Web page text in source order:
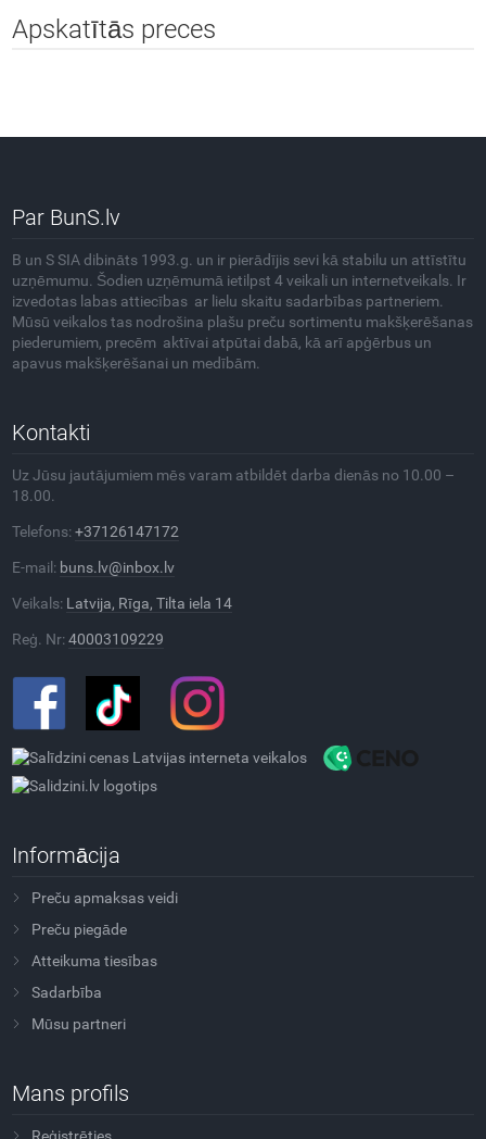
Apskatītās preces
Par BunS.lv
B un S SIA dibināts 1993.g. un ir pierādījis sevi kā stabilu un attīstītu
uzņēmumu. Šodien uzņēmumā ietilpst 4 veikali un internetveikals. Ir
izvedotas labas attiecības ar lielu skaitu sadarbības partneriem.
Mūsū veikalos tas nodrošina plašu preču sortimentu makšķerēšanas
piederumiem, precēm aktīvai atpūtai dabā, kā arī apģērbus un
apavus makšķerēšanai un medībām.
Kontakti
Uz Jūsu jautājumiem mēs varam atbildēt darba dienās no 10.00 –
18.00.
Telefons:+37126147172
E-mail: buns.lv@inbox.lv
Veikals: Latvija, Rīga, Tilta iela 14
Reģ. Nr:40003109229
Informācija
Preču apmaksas veidi
Preču piegāde
Atteikuma tiesības
Sadarbība
Mūsu partneri
Mans profils
Reģistrēties